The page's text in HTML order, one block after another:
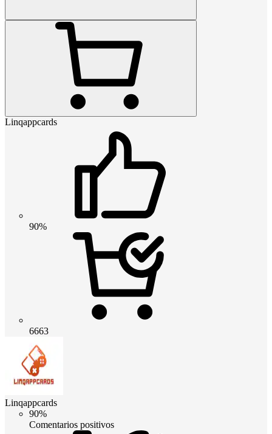
Linqappcards
90%
6663
Linqappcards
90%
Comentarios positivos